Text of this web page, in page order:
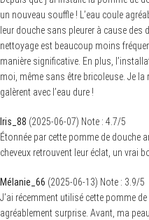
un nouveau souffle ! L’eau coule
leur douche sans pleurer à cause des
nettoyage est beaucoup moins
manière significative. En plus,
moi, même sans être bricoleuse. Je
galèrent avec l’eau dure !
Iris_88 (2025-06-07) Note : 4.7/5
Étonnée par cette pomme de douche
cheveux retrouvent leur éclat, un vrai
Mélanie_66 (2025-06-13) Note : 3.9/5
J’ai récemment utilisé cette pomme
agréablement surprise. Avant, ma